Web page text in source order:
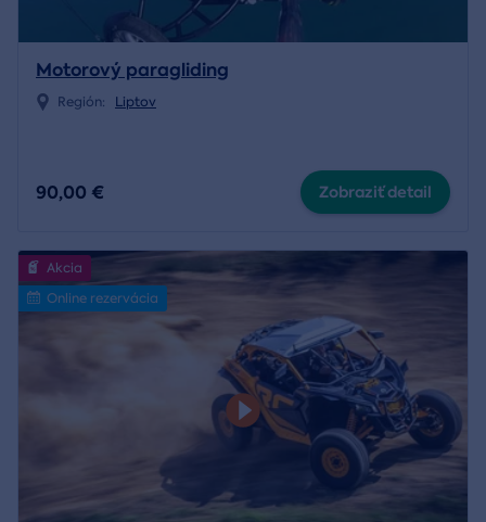
Motorový paragliding
Región: Liptov
90,00 € Zobraziť detail
Akcia
Online rezervácia